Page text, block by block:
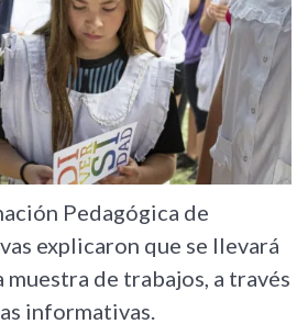
Pedagógica de
explicaron que se llevará
muestra de trabajos, a través
informativas.